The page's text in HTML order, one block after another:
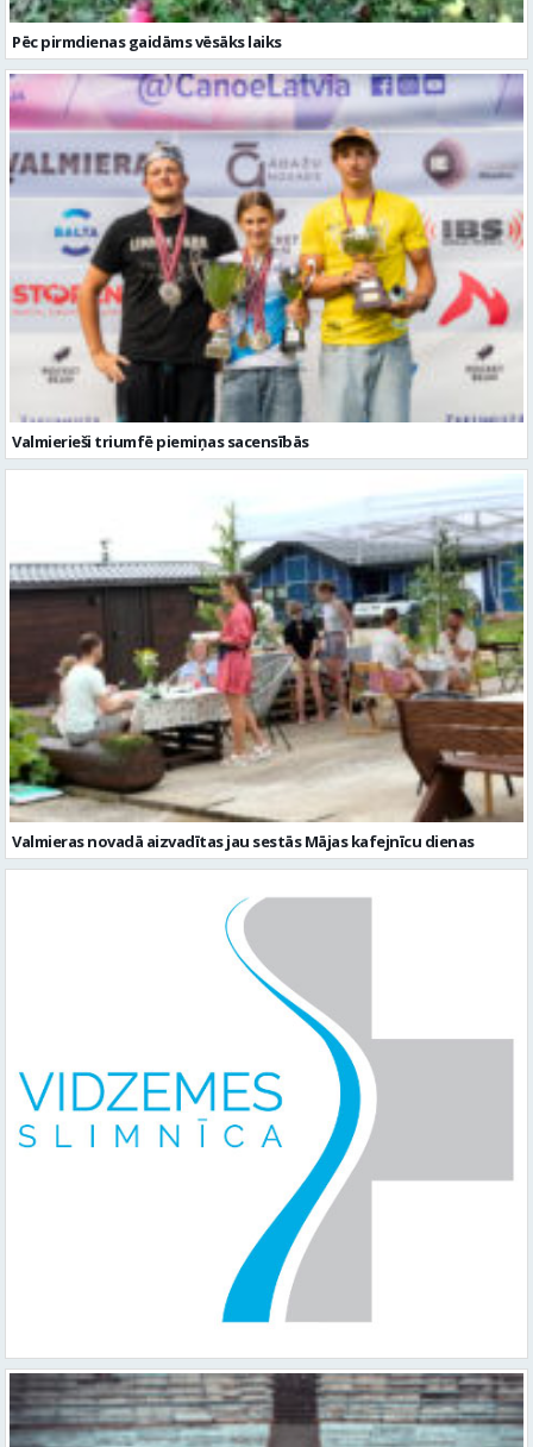
Pēc pirmdienas gaidāms vēsāks laiks
Valmierieši triumfē piemiņas sacensībās
Valmieras novadā aizvadītas jau sestās Mājas kafejnīcu dienas